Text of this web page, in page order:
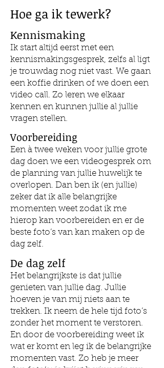
Hoe ga ik tewerk?
Kennismaking
Ik start altijd eerst met een
kennismakingsgesprek, zelfs al ligt
je trouwdag nog niet vast. We gaan
een koffie drinken of we doen een
video call. Zo leren we elkaar
kennen en kunnen jullie al jullie
vragen stellen.
Voorbereiding
Een à twee weken voor jullie grote
dag doen we een videogesprek om
de planning van jullie huwelijk te
overlopen. Dan ben ik (en jullie)
zeker dat ik alle belangrijke
momenten weet zodat ik me
hierop kan voorbereiden en er de
beste foto’s van kan maken op de
dag zelf.
De dag zelf
Het belangrijkste is dat jullie
genieten van jullie dag. Jullie
hoeven je van mij niets aan te
trekken. Ik neem de hele tijd foto’s
zonder het moment te verstoren.
En door de voorbereiding weet ik
wat er komt en leg ik de belangrijke
momenten vast. Zo heb je meer